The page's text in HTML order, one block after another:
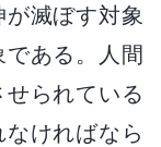
滅ぼす対象
ある。人間
られている
ければなら